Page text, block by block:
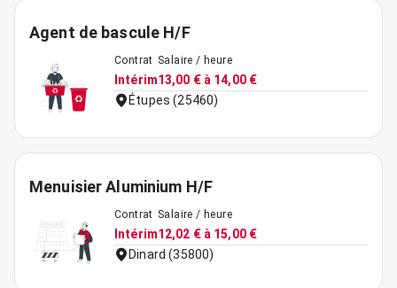
Agent de bascule H/F
Contrat
Intérim
Salaire / heure
13,00 € à 14,00 €
Étupes (25460)
Menuisier Aluminium H/F
Contrat
Intérim
Salaire / heure
12,02 € à 15,00 €
Dinard (35800)